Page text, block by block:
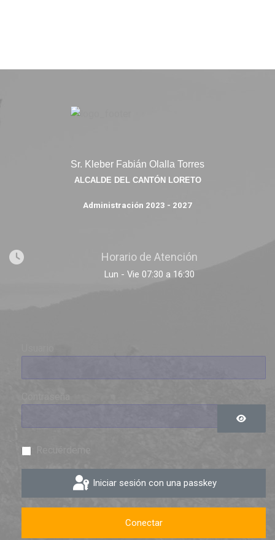
Sr. Kleber Fabián Olalla Torres
ALCALDE DEL CANTÓN LORETO
Administración 2023 - 2027
Horario de Atención
Lun - Vie 07:30 a 16:30
Mostrar
Iniciar sesión con una passkey
Conectar